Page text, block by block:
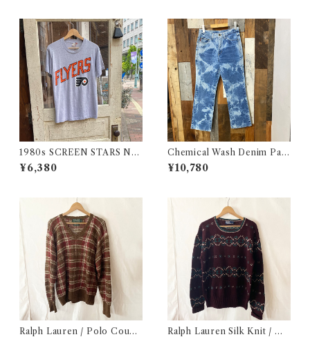
1980s SCREEN STARS NF
L FLYERS Print Tee / 80年
代 スクリーンスターズ フライ
¥6,380
Chemical Wash Denim Pant
s / ケミカル デニム パンツ 古
着
¥10,780
Ralph Lauren / Polo Count
Ralph Lauren Silk Knit / ラ